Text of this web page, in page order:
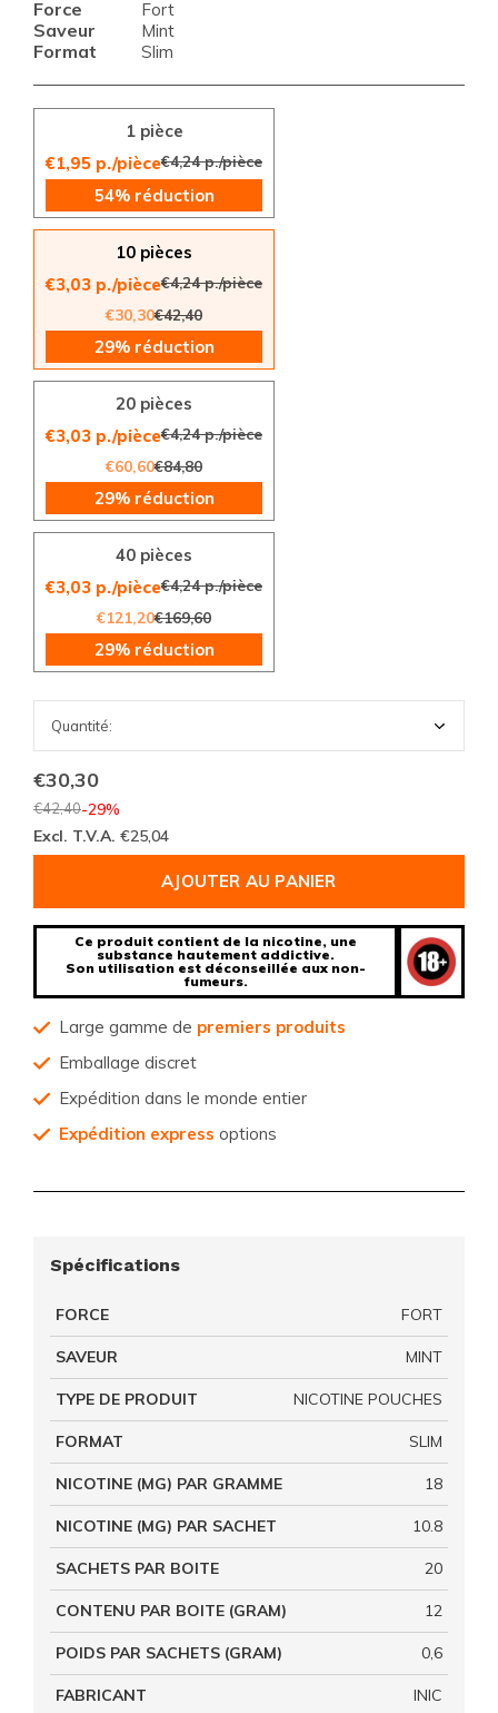
Force Fort
Saveur Mint
Format Slim
1 pièce
€1,95 p./pièce€4,24 p./pièce
54% réduction
10 pièces
€3,03 p./pièce€4,24 p./pièce
€30,30€42,40
29% réduction
20 pièces
€3,03 p./pièce€4,24 p./pièce
€60,60€84,80
29% réduction
40 pièces
€3,03 p./pièce€4,24 p./pièce
€121,20€169,60
29% réduction
€30,30
€42,40-29%
Excl. T.V.A. €25,04
AJOUTER AU PANIER
Ce produit contient de la nicotine, une
substance hautement addictive.
Son utilisation est déconseillée aux non-
fumeurs.
Large gamme de premiers produits
Emballage discret
Expédition dans le monde entier
Expédition express options
Spécifications
FORCE FORT
SAVEUR MINT
TYPE DE PRODUIT NICOTINE POUCHES
FORMAT SLIM
NICOTINE (MG) PAR GRAMME 18
NICOTINE (MG) PAR SACHET 10.8
SACHETS PAR BOITE 20
CONTENU PAR BOITE (GRAM) 12
POIDS PAR SACHETS (GRAM) 0,6
FABRICANT INIC